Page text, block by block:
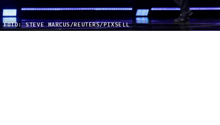
FOTO: STEVE MARCUS/REUTERS/PIXSELL